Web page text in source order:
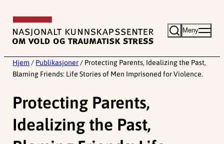
innhold
Meny
Hjem / Publikasjoner / Protecting Parents, Idealizing the Past,
Blaming Friends: Life Stories of Men Imprisoned for Violence.
Protecting Parents,
Idealizing the Past,